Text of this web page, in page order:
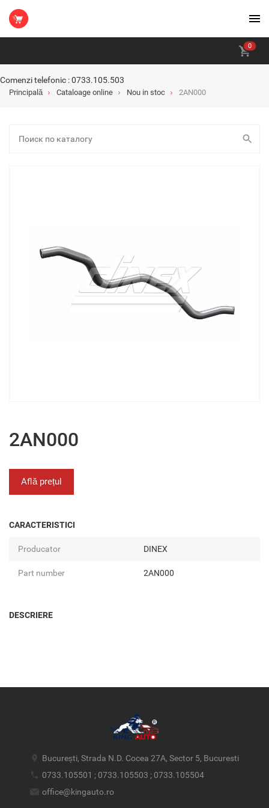
0
Comenzi telefonic : 0733.105.503
Principală Cataloage online Nou in stoc 2AN000
2AN000
Află prețul
CARACTERISTICI
Producator DINEX
Part number 2AN000
DESCRIERE
București, Strada N.D. Cocea 27A, Sector 5, Bucuresti
0733.105501 ; 0733.105503 ; 0733.105504
office@kingauto.ro